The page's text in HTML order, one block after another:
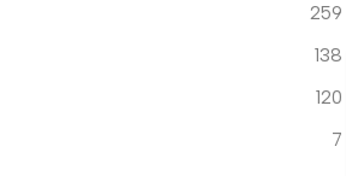
259
138
120
7